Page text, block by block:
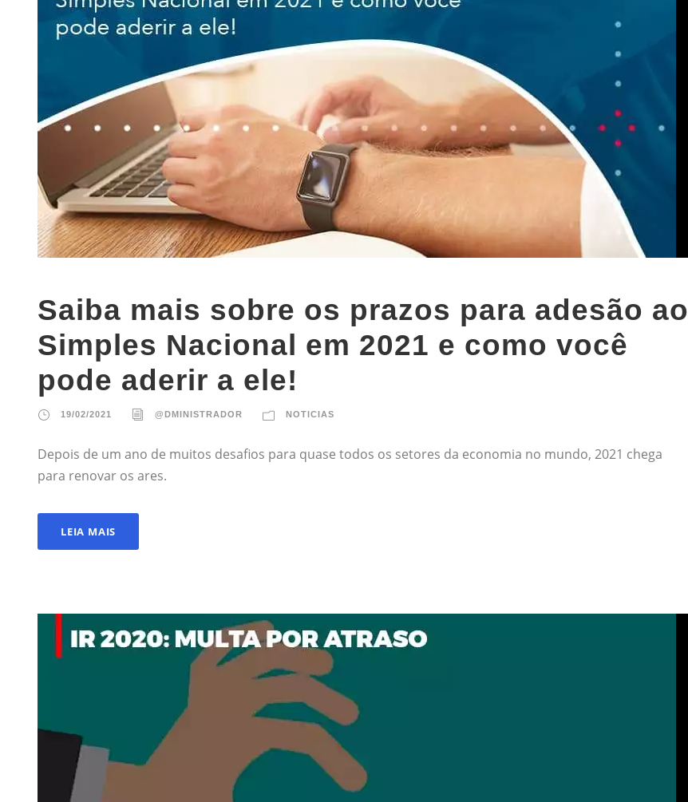
Saiba mais sobre os prazos para adesão ao
Simples Nacional em 2021 e como você
pode aderir a ele!
19/02/2021 @DMINISTRADOR NOTICIAS
Depois de um ano de muitos desafios para quase todos os setores da economia no mundo, 2021 chega
para renovar os ares.
LEIA MAIS